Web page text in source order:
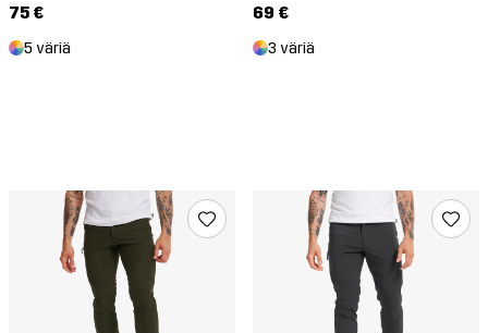
75 €
5 väriä
69 €
3 väriä